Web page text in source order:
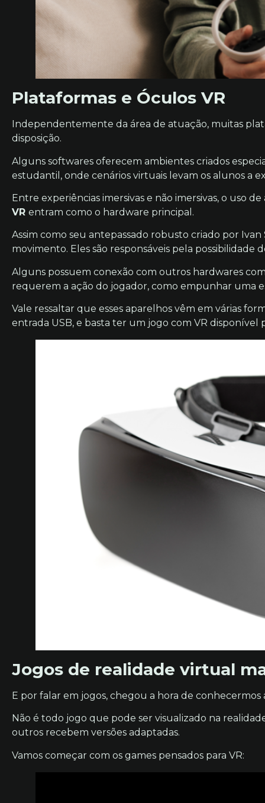
Plataformas e Óculos VR
Independentemente da área de atuação, muitas
disposição.
Alguns softwares oferecem ambientes criados
estudantil, onde cenários virtuais levam os alunos a
Entre experiências imersivas e não imersivas, o uso
VR entram como o hardware principal.
Assim como seu antepassado robusto criado por
movimento. Eles são responsáveis pela possibilidade
Alguns possuem conexão com outros hardwares
requerem a ação do jogador, como empunhar uma
Vale ressaltar que esses aparelhos vêm em várias
entrada USB, e basta ter um jogo com VR disponível
Jogos de realidade virtual
E por falar em jogos, chegou a hora de
Não é todo jogo que pode ser visualizado na
outros recebem versões adaptadas.
Vamos começar com os games pensados para VR: